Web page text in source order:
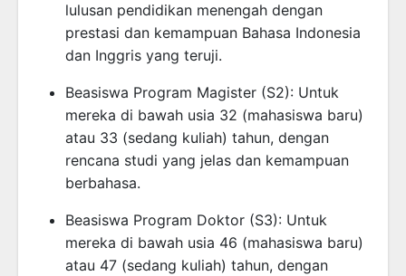
lulusan pendidikan menengah dengan
prestasi dan kemampuan Bahasa Indonesia
dan Inggris yang teruji.
Beasiswa Program Magister (S2): Untuk
mereka di bawah usia 32 (mahasiswa baru)
atau 33 (sedang kuliah) tahun, dengan
rencana studi yang jelas dan kemampuan
berbahasa.
Beasiswa Program Doktor (S3): Untuk
mereka di bawah usia 46 (mahasiswa baru)
atau 47 (sedang kuliah) tahun, dengan